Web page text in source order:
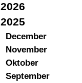
2026
2025
December
November
Oktober
September